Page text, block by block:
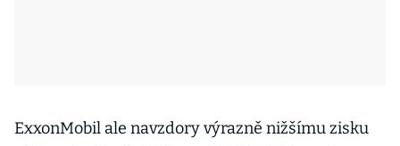
ExxonMobil ale navzdory výrazně nižšímu zisku